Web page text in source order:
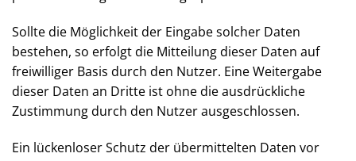
personenbezogenen Daten wie z. B. Name oder E-
Mail-Adresse genutzt werden. Es werden keine
personenbezogenen Daten gespeichert.
Sollte die Möglichkeit der Eingabe solcher Daten
freiwilliger Basis durch den Nutzer. Eine Weitergabe